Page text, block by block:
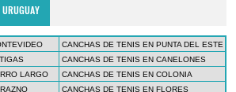
URUGUAY
CANCHAS DE TENIS EN PUNTA DEL ESTE
CANCHAS DE TENIS EN CANELONES
LARGO
CANCHAS DE TENIS EN COLONIA
CANCHAS DE TENIS EN FLORES